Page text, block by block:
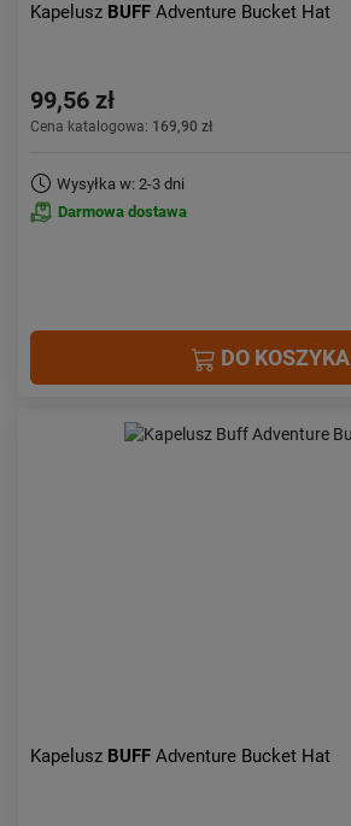
Kapelusz BUFF Adventure Bucket Hat
99,56 zł
Cena katalogowa: 169,90 zł
Wysyłka w: 2-3 dni
Darmowa dostawa
DO KOSZYKA
Kapelusz BUFF Adventure Bucket Hat